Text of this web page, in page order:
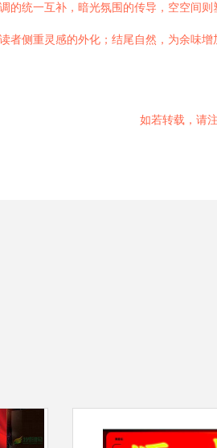
的统一互补，暗光氛围的传导，空空间
者侧重灵感的外化；结尾自然，为余味增
如若转载，请